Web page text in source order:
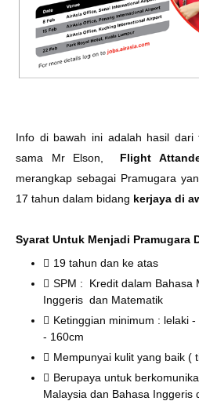
Info di bawah ini adalah hasil
sama Mr Elson, Flight
merangkap sebagai Pramugara
17 tahun dalam bidang kerjaya di
Syarat Untuk Menjadi Pramugara
19 tahun dan ke atas
SPM : Kredit dalam Bahasa
Inggeris dan Matematik
Ketinggian minimum : lelaki
- 160cm
Mempunyai kulit yang baik (
Berupaya untuk
Malaysia dan Bahasa Inggeris